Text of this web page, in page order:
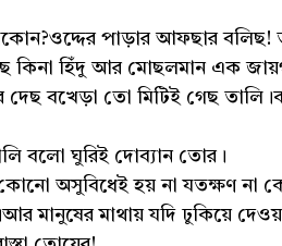
পাড়ার আফছার বলিছ!
কিনা হিঁদু আর মোছলমান এক
দেছ বখেড়া তো মিটিই গেছ
বলো ঘুরিই দোব্যান তোর।
অসুবিধেই হয় না যতক্ষণ না
মানুষের মাথায় যদি ঢুকিয়ে